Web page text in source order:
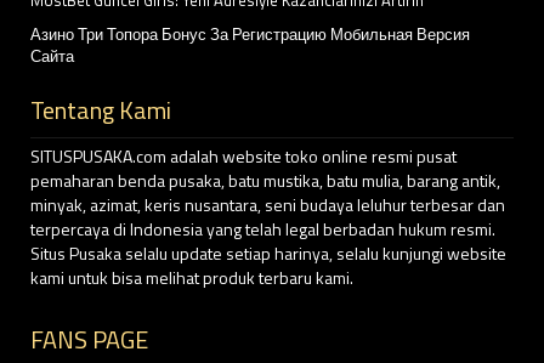
Азино Три Топора Бонус За Регистрацию Мобильная Версия
Сайта
Tentang Kami
SITUSPUSAKA.com adalah website toko online resmi pusat
pemaharan benda pusaka, batu mustika, batu mulia, barang antik,
minyak, azimat, keris nusantara, seni budaya leluhur terbesar dan
terpercaya di Indonesia yang telah legal berbadan hukum resmi.
Situs Pusaka selalu update setiap harinya, selalu kunjungi website
kami untuk bisa melihat produk terbaru kami.
FANS PAGE